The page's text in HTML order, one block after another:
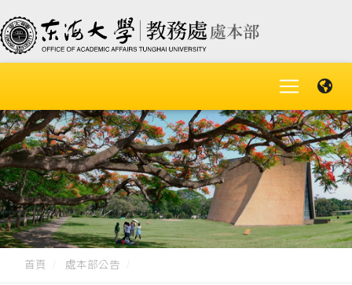
首頁 處本部公告